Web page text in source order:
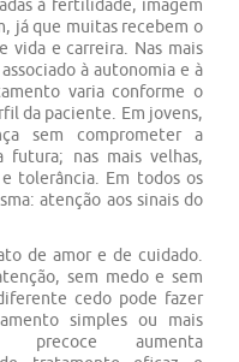
à fertilidade, imagem
já que muitas recebem o
vida e carreira. Nas mais
à autonomia e à
varia conforme o
da paciente. Em jovens,
sem comprometer a
nas mais velhas,
tolerância. Em todos os
atenção aos sinais do
de amor e de cuidado.
sem medo e sem
cedo pode fazer
simples ou mais
precoce aumenta